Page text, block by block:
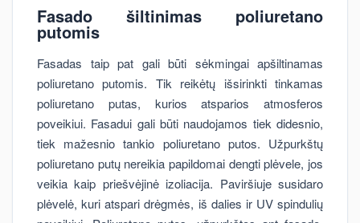
Fasado šiltinimas poliuretano
putomis
Fasadas taip pat gali būti sėkmingai apšiltinamas
poliuretano putomis. Tik reikėtų išsirinkti tinkamas
poliuretano putas, kurios atsparios atmosferos
poveikiui. Fasadui gali būti naudojamos tiek didesnio,
tiek mažesnio tankio poliuretano putos. Užpurkštų
poliuretano putų nereikia papildomai dengti plėvele, jos
veikia kaip priešvėjinė izoliacija. Paviršiuje susidaro
plėvelė, kuri atspari drėgmės, iš dalies ir UV spindulių